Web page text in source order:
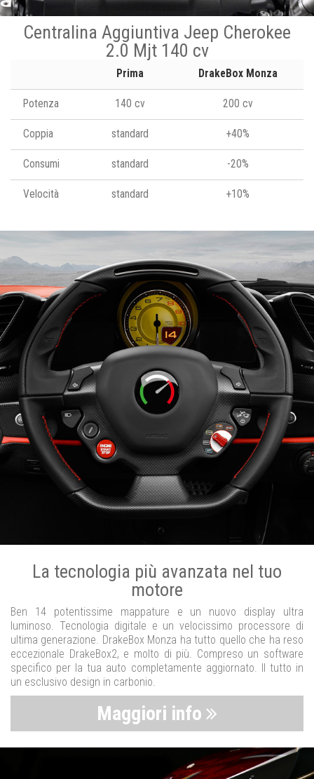
Centralina Aggiuntiva Jeep Cherokee
2.0 Mjt 140 cv
Prima DrakeBox Monza
Potenza 140 cv 200 cv
Coppia standard +40%
Consumi standard -20%
Velocità standard +10%
La tecnologia più avanzata nel tuo
motore
Ben 14 potentissime mappature e un nuovo display ultra
luminoso. Tecnologia digitale e un velocissimo processore di
ultima generazione. DrakeBox Monza ha tutto quello che ha reso
eccezionale DrakeBox2, e molto di più. Compreso un software
specifico per la tua auto completamente aggiornato. Il tutto in
un esclusivo design in carbonio.
Maggiori info